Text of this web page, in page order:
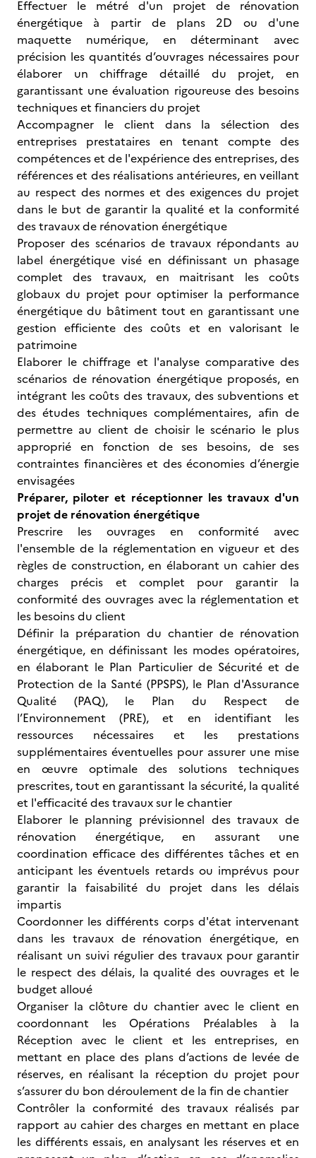
Effectuer le métré d'un projet de rénovation
énergétique à partir de plans 2D ou d'une
maquette numérique, en déterminant avec
précision les quantités d’ouvrages nécessaires pour
élaborer un chiffrage détaillé du projet, en
garantissant une évaluation rigoureuse des besoins
techniques et financiers du projet
Accompagner le client dans la sélection des
entreprises prestataires en tenant compte des
compétences et de l'expérience des entreprises, des
références et des réalisations antérieures, en veillant
au respect des normes et des exigences du projet
dans le but de garantir la qualité et la conformité
des travaux de rénovation énergétique
Proposer des scénarios de travaux répondants au
label énergétique visé en définissant un phasage
complet des travaux, en maitrisant les coûts
globaux du projet pour optimiser la performance
énergétique du bâtiment tout en garantissant une
gestion efficiente des coûts et en valorisant le
patrimoine
Elaborer le chiffrage et l'analyse comparative des
scénarios de rénovation énergétique proposés, en
intégrant les coûts des travaux, des subventions et
des études techniques complémentaires, afin de
permettre au client de choisir le scénario le plus
approprié en fonction de ses besoins, de ses
contraintes financières et des économies d’énergie
envisagées
Préparer, piloter et réceptionner les travaux d'un
projet de rénovation énergétique
Prescrire les ouvrages en conformité avec
l'ensemble de la réglementation en vigueur et des
règles de construction, en élaborant un cahier des
charges précis et complet pour garantir la
conformité des ouvrages avec la réglementation et
les besoins du client
Définir la préparation du chantier de rénovation
énergétique, en définissant les modes opératoires,
en élaborant le Plan Particulier de Sécurité et de
Protection de la Santé (PPSPS), le Plan d'Assurance
Qualité (PAQ), le Plan du Respect de
l’Environnement (PRE), et en identifiant les
ressources nécessaires et les prestations
supplémentaires éventuelles pour assurer une mise
en œuvre optimale des solutions techniques
prescrites, tout en garantissant la sécurité, la qualité
et l'efficacité des travaux sur le chantier
Elaborer le planning prévisionnel des travaux de
rénovation énergétique, en assurant une
coordination efficace des différentes tâches et en
anticipant les éventuels retards ou imprévus pour
garantir la faisabilité du projet dans les délais
impartis
Coordonner les différents corps d'état intervenant
dans les travaux de rénovation énergétique, en
réalisant un suivi régulier des travaux pour garantir
le respect des délais, la qualité des ouvrages et le
budget alloué
Organiser la clôture du chantier avec le client en
coordonnant les Opérations Préalables à la
Réception avec le client et les entreprises, en
mettant en place des plans d’actions de levée de
réserves, en réalisant la réception du projet pour
s’assurer du bon déroulement de la fin de chantier
Contrôler la conformité des travaux réalisés par
rapport au cahier des charges en mettant en place
les différents essais, en analysant les réserves et en